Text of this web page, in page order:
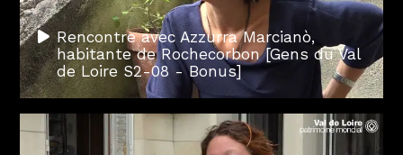
Rencontre avec Azzurra Marcianò,
habitante de Rochecorbon [Gens du Val
de Loire S2-08 - Bonus]